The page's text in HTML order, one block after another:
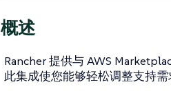
概述
Rancher 提供与 AWS
此集成使您能够轻松调整支持